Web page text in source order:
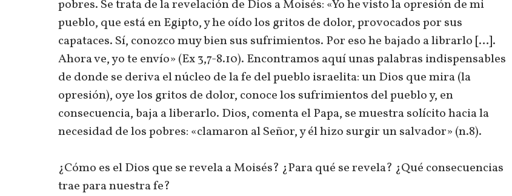
pobres. Se trata de la revelación de Dios a Moisés: «Yo he visto la opresión de mi
pueblo, que está en Egipto, y he oído los gritos de dolor, provocados por sus
capataces. Sí, conozco muy bien sus sufrimientos. Por eso he bajado a librarlo […].
Ahora ve, yo te envío» (Ex 3,7-8.10). Encontramos aquí unas palabras indispensables
de donde se deriva el núcleo de la fe del pueblo israelita: un Dios que mira (la
opresión), oye los gritos de dolor, conoce los sufrimientos del pueblo y, en
consecuencia, baja a liberarlo. Dios, comenta el Papa, se muestra solícito hacia la
necesidad de los pobres: «clamaron al Señor, y él hizo surgir un salvador» (n.8).
¿Cómo es el Dios que se revela a Moisés? ¿Para qué se revela? ¿Qué consecuencias
trae para nuestra fe?